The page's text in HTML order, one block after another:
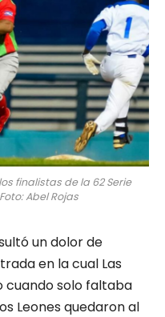
finalistas de la 62 Serie
Abel Rojas
un dolor de
en la cual Las
cuando solo faltaba
Leones quedaron al